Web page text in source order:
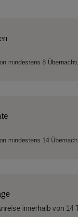
mindestens 8
mindestens 14
innerhalb von 14